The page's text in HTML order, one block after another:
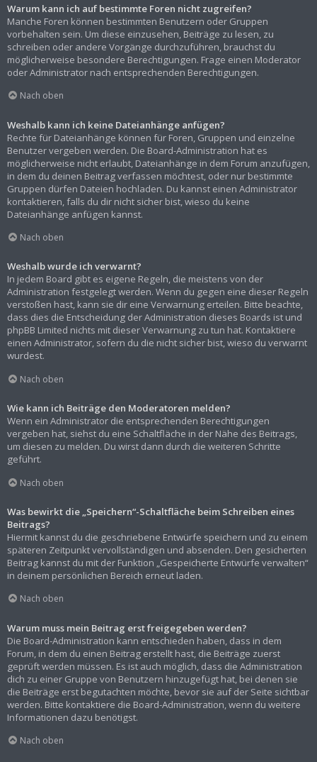
Warum kann ich auf bestimmte Foren nicht zugreifen?
Manche Foren können bestimmten Benutzern oder Gruppen
vorbehalten sein. Um diese einzusehen, Beiträge zu lesen, zu
schreiben oder andere Vorgänge durchzuführen, brauchst du
möglicherweise besondere Berechtigungen. Frage einen Moderator
oder Administrator nach entsprechenden Berechtigungen.
Nach oben
Weshalb kann ich keine Dateianhänge anfügen?
Rechte für Dateianhänge können für Foren, Gruppen und einzelne
Benutzer vergeben werden. Die Board-Administration hat es
möglicherweise nicht erlaubt, Dateianhänge in dem Forum anzufügen,
in dem du deinen Beitrag verfassen möchtest, oder nur bestimmte
Gruppen dürfen Dateien hochladen. Du kannst einen Administrator
kontaktieren, falls du dir nicht sicher bist, wieso du keine
Dateianhänge anfügen kannst.
Nach oben
Weshalb wurde ich verwarnt?
In jedem Board gibt es eigene Regeln, die meistens von der
Administration festgelegt werden. Wenn du gegen eine dieser Regeln
verstoßen hast, kann sie dir eine Verwarnung erteilen. Bitte beachte,
dass dies die Entscheidung der Administration dieses Boards ist und
phpBB Limited nichts mit dieser Verwarnung zu tun hat. Kontaktiere
einen Administrator, sofern du die nicht sicher bist, wieso du verwarnt
wurdest.
Nach oben
Wie kann ich Beiträge den Moderatoren melden?
Wenn ein Administrator die entsprechenden Berechtigungen
vergeben hat, siehst du eine Schaltfläche in der Nähe des Beitrags,
um diesen zu melden. Du wirst dann durch die weiteren Schritte
geführt.
Nach oben
Was bewirkt die „Speichern“-Schaltfläche beim Schreiben eines
Beitrags?
Hiermit kannst du die geschriebene Entwürfe speichern und zu einem
späteren Zeitpunkt vervollständigen und absenden. Den gesicherten
Beitrag kannst du mit der Funktion „Gespeicherte Entwürfe verwalten“
in deinem persönlichen Bereich erneut laden.
Nach oben
Warum muss mein Beitrag erst freigegeben werden?
Die Board-Administration kann entschieden haben, dass in dem
Forum, in dem du einen Beitrag erstellt hast, die Beiträge zuerst
geprüft werden müssen. Es ist auch möglich, dass die Administration
dich zu einer Gruppe von Benutzern hinzugefügt hat, bei denen sie
die Beiträge erst begutachten möchte, bevor sie auf der Seite sichtbar
werden. Bitte kontaktiere die Board-Administration, wenn du weitere
Informationen dazu benötigst.
Nach oben